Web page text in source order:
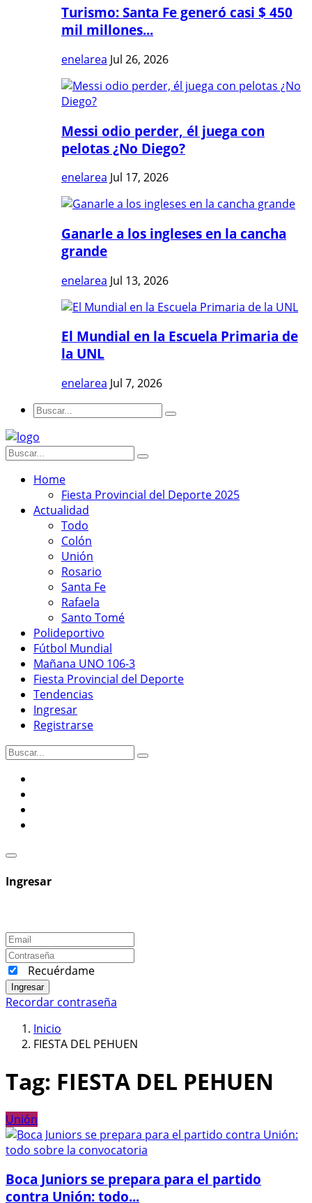
Turismo: Santa Fe generó casi $ 450
mil millones...
enelarea Jul 26, 2026
Messi odio perder, él juega con
pelotas ¿No Diego?
enelarea Jul 17, 2026
Ganarle a los ingleses en la cancha
grande
enelarea Jul 13, 2026
El Mundial en la Escuela Primaria de
la UNL
enelarea Jul 7, 2026
Home
Fiesta Provincial del Deporte 2025
Actualidad
Todo
Colón
Unión
Rosario
Santa Fe
Rafaela
Santo Tomé
Polideportivo
Fútbol Mundial
Mañana UNO 106-3
Fiesta Provincial del Deporte
Tendencias
Ingresar
Registrarse
Ingresar
Recuérdame
Ingresar
Recordar contraseña
Inicio
FIESTA DEL PEHUEN
Tag: FIESTA DEL PEHUEN
Unión
Boca Juniors se prepara para el partido
contra Unión: todo...